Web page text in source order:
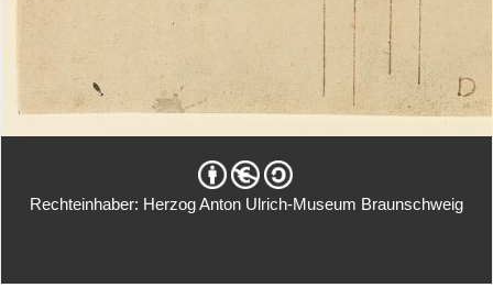
Rechteinhaber: Herzog Anton Ulrich-Museum Braunschweig